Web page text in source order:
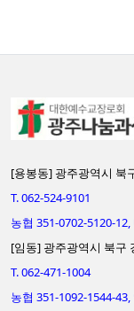
[용봉동] 광주광역시 북
T. 062-524-9101
농협 351-0702-5120-
[임동] 광주광역시 북구
T. 062-471-1004
농협 351-1092-1544-